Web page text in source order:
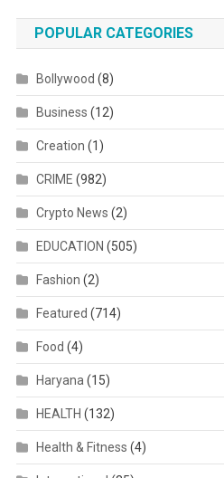
POPULAR CATEGORIES
Bollywood (8)
Business (12)
Creation (1)
CRIME (982)
Crypto News (2)
EDUCATION (505)
Fashion (2)
Featured (714)
Food (4)
Haryana (15)
HEALTH (132)
Health & Fitness (4)